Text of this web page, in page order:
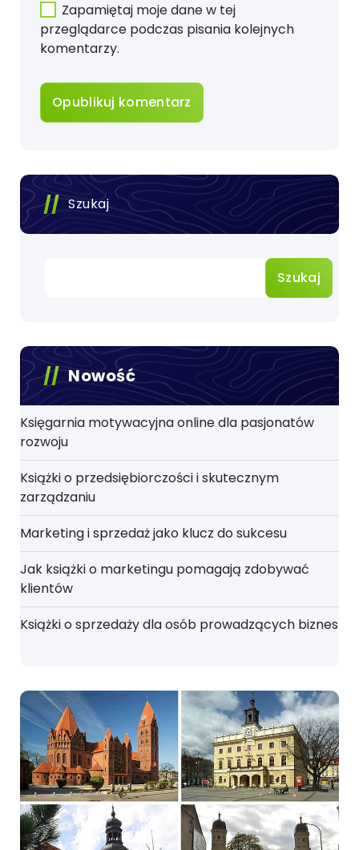
Zapamiętaj moje dane w tej
przeglądarce podczas pisania kolejnych
komentarzy.
Szukaj
Szukaj
Nowość
Księgarnia motywacyjna online dla pasjonatów
rozwoju
Książki o przedsiębiorczości i skutecznym
zarządzaniu
Marketing i sprzedaż jako klucz do sukcesu
Jak książki o marketingu pomagają zdobywać
klientów
Książki o sprzedaży dla osób prowadzących biznes